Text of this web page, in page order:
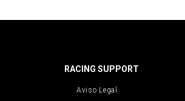
RACING SUPPORT
Aviso Legal